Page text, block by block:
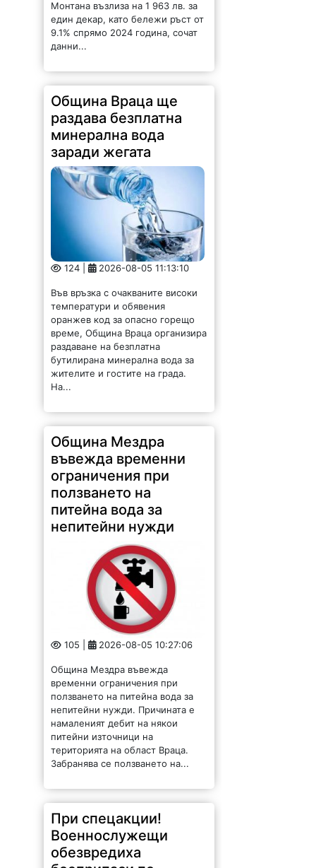
Монтана възлиза на 1 963 лв. за
един декар, като бележи ръст от
9.1% спрямо 2024 година, сочат
данни...
Община Враца ще
раздава безплатна
минерална вода
заради жегата
124 | 2026-08-05 11:13:10
Във връзка с очакваните високи
температури и обявения
оранжев код за опасно горещо
време, Община Враца организира
раздаване на безплатна
бутилирана минерална вода за
жителите и гостите на града.
На...
Община Мездра
въвежда временни
ограничения при
ползването на
питейна вода за
непитейни нужди
105 | 2026-08-05 10:27:06
Община Мездра въвежда
временни ограничения при
ползването на питейна вода за
непитейни нужди. Причината е
намаленият дебит на някои
питейни източници на
територията на област Враца.
Забранява се ползването на...
При спецакции!
Военнослужещи
обезвредиха